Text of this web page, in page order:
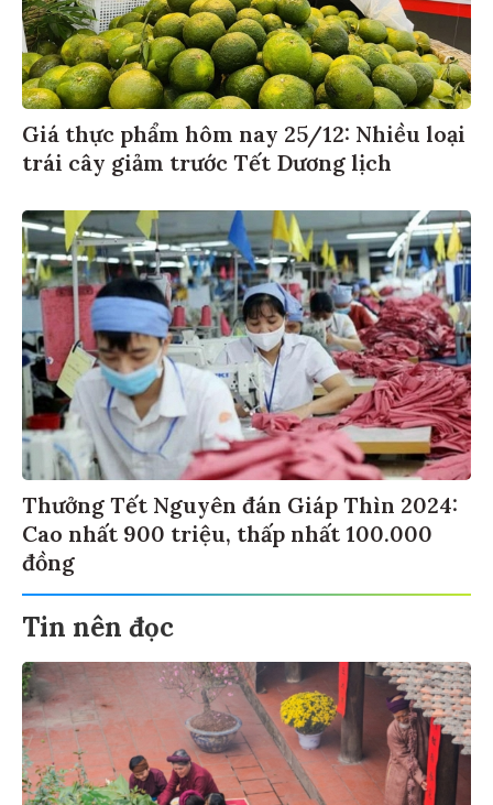
Giá thực phẩm hôm nay 25/12: Nhiều loại
trái cây giảm trước Tết Dương lịch
Thưởng Tết Nguyên đán Giáp Thìn 2024:
Cao nhất 900 triệu, thấp nhất 100.000
đồng
Tin nên đọc